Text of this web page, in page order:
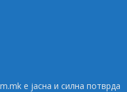
е јасна и силна потврда